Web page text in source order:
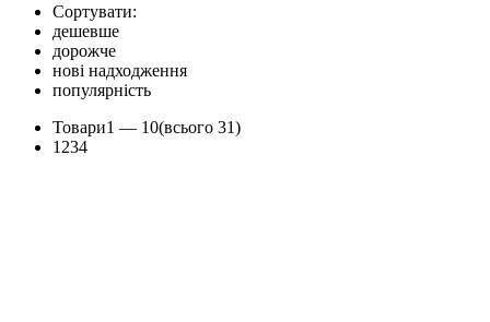
Сортувати:
дешевше
дорожче
нові надходження
популярність
Товари1 — 10(всього 31)
1 234